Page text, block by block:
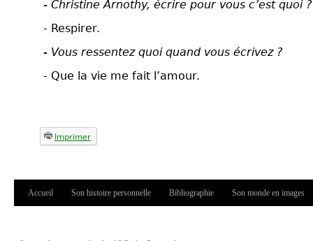
- Christine Arnothy, écrire pour vous c’est quoi ?
- Respirer.
- Vous ressentez quoi quand vous écrivez ?
- Que la vie me fait l’amour.
Imprimer
Menu principal
Accueil Son histoire personnelle Bibliographie Son monde en images